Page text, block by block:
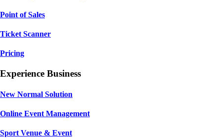
Point of Sales
Ticket Scanner
Pricing
Experience Business
New Normal Solution
Online Event Management
Sport Venue & Event